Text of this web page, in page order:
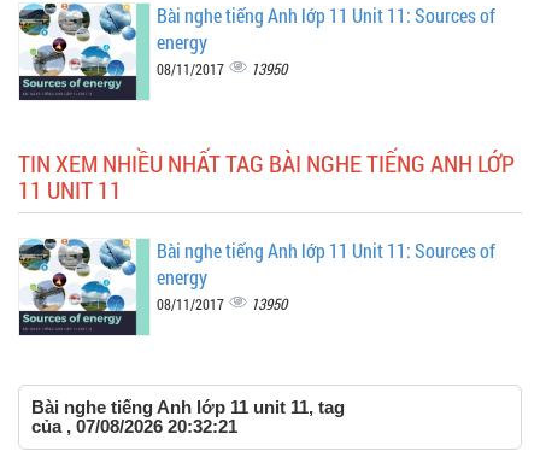
Bài nghe tiếng Anh lớp 11 Unit 11: Sources of
energy
08/11/2017 13950
TIN XEM NHIỀU NHẤT TAG BÀI NGHE TIẾNG ANH LỚP
11 UNIT 11
Bài nghe tiếng Anh lớp 11 Unit 11: Sources of
energy
08/11/2017 13950
Bài nghe tiếng Anh lớp 11 unit 11, tag
của , 07/08/2026 20:32:21